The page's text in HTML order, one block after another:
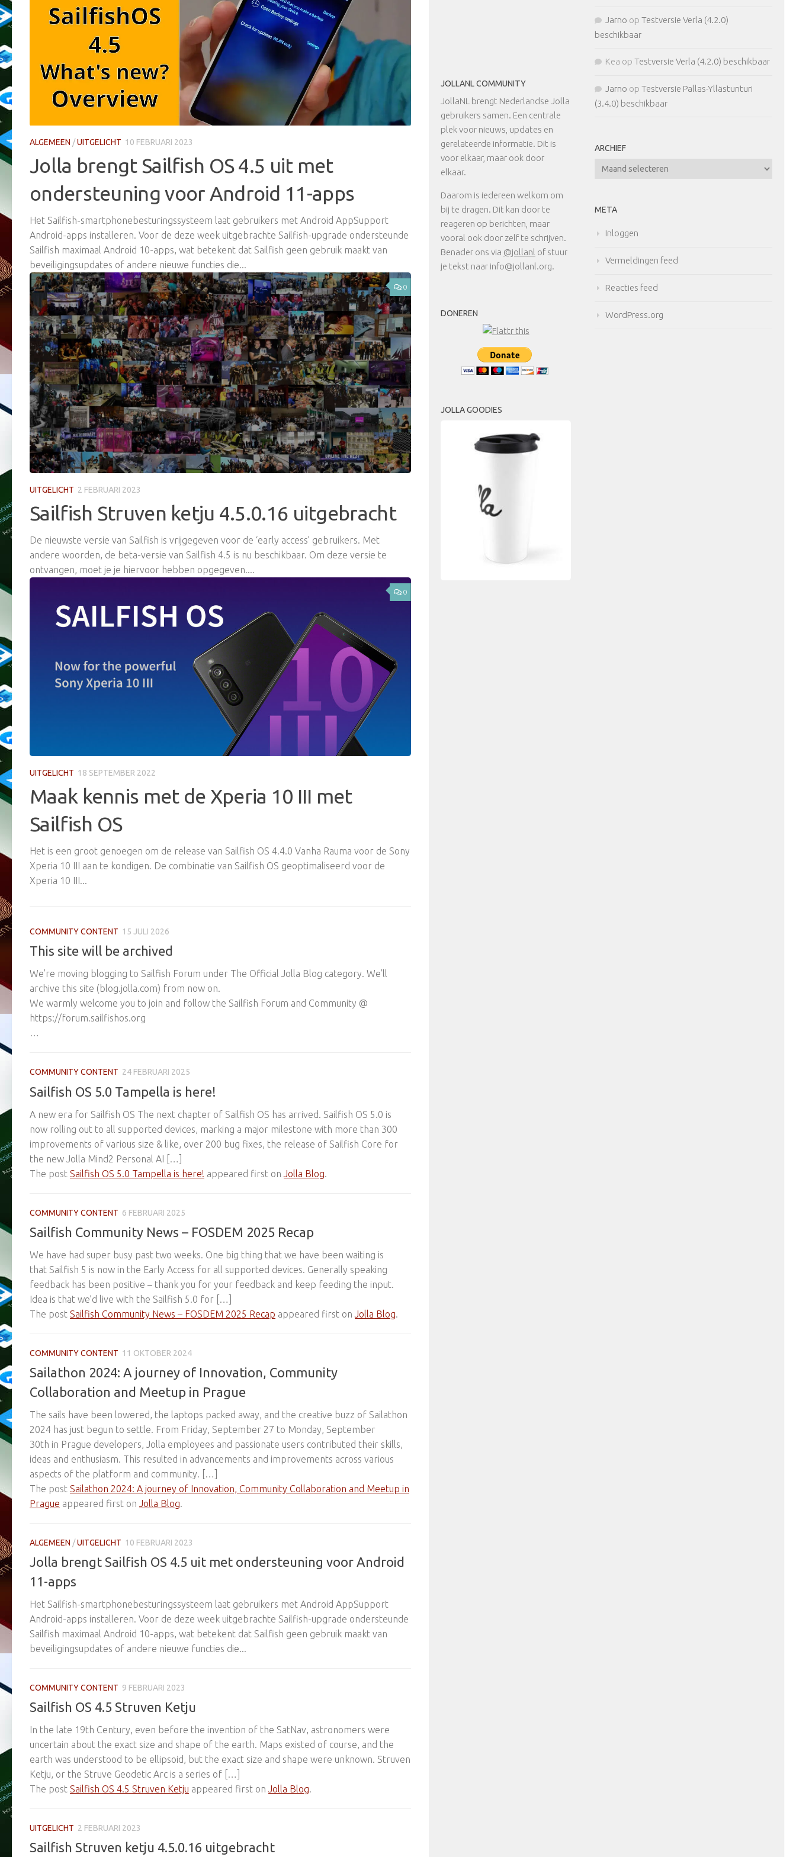
ALGEMEEN /UITGELICHT 10 FEBRUARI 2023
Jolla brengt Sailfish OS 4.5 uit met
ondersteuning voor Android 11-apps
Het Sailfish-smartphonebesturingssysteem laat gebruikers met Android AppSupport
Android-apps installeren. Voor de deze week uitgebrachte Sailfish-upgrade ondersteunde
Sailfish maximaal Android 10-apps, wat betekent dat Sailfish geen gebruik maakt van
beveiligingsupdates of andere nieuwe functies die...
0
UITGELICHT 2 FEBRUARI 2023
Sailfish Struven ketju 4.5.0.16 uitgebracht
De nieuwste versie van Sailfish is vrijgegeven voor de ‘early access’ gebruikers. Met
andere woorden, de beta-versie van Sailfish 4.5 is nu beschikbaar. Om deze versie te
ontvangen, moet je je hiervoor hebben opgegeven....
0
UITGELICHT 18 SEPTEMBER 2022
Maak kennis met de Xperia 10 III met
Sailfish OS
Het is een groot genoegen om de release van Sailfish OS 4.4.0 Vanha Rauma voor de Sony
Xperia 10 III aan te kondigen. De combinatie van Sailfish OS geoptimaliseerd voor de
Xperia 10 III...
COMMUNITY CONTENT 15 JULI 2026
This site will be archived
We’re moving blogging to Sailfish Forum under The Official Jolla Blog category. We’ll
archive this site (blog.jolla.com) from now on.
We warmly welcome you to join and follow the Sailfish Forum and Community @
https://forum.sailfishos.org
…
COMMUNITY CONTENT 24 FEBRUARI 2025
Sailfish OS 5.0 Tampella is here!
A new era for Sailfish OS The next chapter of Sailfish OS has arrived. Sailfish OS 5.0 is
now rolling out to all supported devices, marking a major milestone with more than 300
improvements of various size & like, over 200 bug fixes, the release of Sailfish Core for
the new Jolla Mind2 Personal AI […]
The post Sailfish OS 5.0 Tampella is here! appeared first on Jolla Blog
COMMUNITY CONTENT 6 FEBRUARI 2025
Sailfish Community News – FOSDEM 2025 Recap
We have had super busy past two weeks. One big thing that we have been waiting is
that Sailfish 5 is now in the Early Access for all supported devices. Generally speaking
feedback has been positive – thank you for your feedback and keep feeding the input.
Idea is that we’d live with the Sailfish 5.0 for […]
The post Sailfish Community News – FOSDEM 2025 Recap appeared first on Jolla Blog.
COMMUNITY CONTENT 11 OKTOBER 2024
Sailathon 2024: A journey of Innovation, Community
Collaboration and Meetup in Prague
The sails have been lowered, the laptops packed away, and the creative buzz of Sailathon
2024 has just begun to settle. From Friday, September 27 to Monday, September
30th in Prague developers, Jolla employees and passionate users contributed their skills,
ideas and enthusiasm. This resulted in advancements and improvements across various
aspects of the platform and community. […]
The post Sailathon 2024: A journey of Innovation, Community Collaboration and Meetup in
Prague appeared first on Jolla Blog.
ALGEMEEN /UITGELICHT 10 FEBRUARI 2023
Jolla brengt Sailfish OS 4.5 uit met ondersteuning voor Android
11-apps
Het Sailfish-smartphonebesturingssysteem laat gebruikers met Android AppSupport
Android-apps installeren. Voor de deze week uitgebrachte Sailfish-upgrade ondersteunde
Sailfish maximaal Android 10-apps, wat betekent dat Sailfish geen gebruik maakt van
beveiligingsupdates of andere nieuwe functies die...
COMMUNITY CONTENT 9 FEBRUARI 2023
Sailfish OS 4.5 Struven Ketju
In the late 19th Century, even before the invention of the SatNav, astronomers were
uncertain about the exact size and shape of the earth. Maps existed of course, and the
earth was understood to be ellipsoid, but the exact size and shape were unknown. Struven
Ketju, or the Struve Geodetic Arc is a series of […]
The post Sailfish OS 4.5 Struven Ketju appeared first on Jolla Blog.
UITGELICHT 2 FEBRUARI 2023
Sailfish Struven ketju 4.5.0.16 uitgebracht
Jarno op Testversie Verla (4.2.0)
beschikbaar
Kea op Testversie Verla (4.2.0) beschikbaar
Jarno op Testversie Pallas-Yllästunturi
(3.4.0) beschikbaar
ARCHIEF
Archief
META
Inloggen
Vermeldingen feed
Reacties feed
WordPress.org
JOLLANL COMMUNITY
JollaNL brengt Nederlandse Jolla
gebruikers samen. Een centrale
plek voor nieuws, updates en
gerelateerde informatie. Dit is
voor elkaar, maar ook door
elkaar.
Daarom is iedereen welkom om
bij te dragen. Dit kan door te
reageren op berichten, maar
vooral ook door zelf te schrijven.
Benader ons via @jollanl of stuur
je tekst naar info@jollanl.org.
DONEREN
JOLLA GOODIES